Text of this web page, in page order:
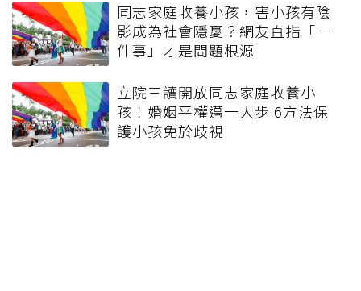
同志家庭收養小孩，害小孩有陰
影成為社會隱憂？網友直指「一
件事」才是問題根源
立院三讀開放同志家庭收養小
孩！婚姻平權邁一大步 6方法保
護小孩免於歧視